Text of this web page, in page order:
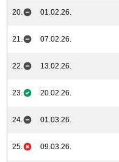
20. 01.02.26.
21. 07.02.26.
22. 13.02.26.
23. 20.02.26.
24. 01.03.26.
25. 09.03.26.